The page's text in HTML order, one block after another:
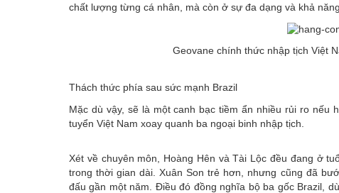
chất lượng từng cá nhân, mà còn ở sự đa dạng và khả
Geovane chính thức nhập tịch Việt
Thách thức phía sau sức mạnh Brazil
Mặc dù vậy, sẽ là một canh bạc tiềm ẩn nhiều rủi ro nếu
tuyển Việt Nam xoay quanh ba ngoại binh nhập tịch.
Xét về chuyên môn, Hoàng Hên và Tài Lộc đều đang ở
trong thời gian dài. Xuân Son trẻ hơn, nhưng cũng đã
đấu gần một năm. Điều đó đồng nghĩa bộ ba gốc Brazil,